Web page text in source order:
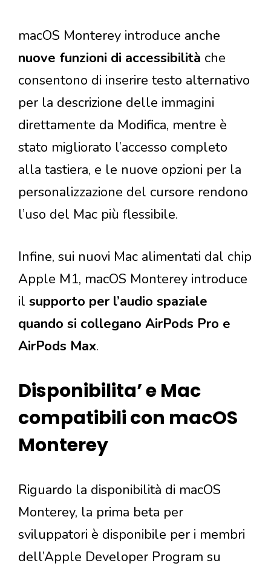
macOS Monterey introduce anche
nuove funzioni di accessibilità che
consentono di inserire testo alternativo
per la descrizione delle immagini
direttamente da Modifica, mentre è
stato migliorato l’accesso completo
alla tastiera, e le nuove opzioni per la
personalizzazione del cursore rendono
l’uso del Mac più flessibile.
Infine, sui nuovi Mac alimentati dal chip
Apple M1, macOS Monterey introduce
il supporto per l’audio spaziale
quando si collegano AirPods Pro e
AirPods Max.
Disponibilita’ e Mac
compatibili con macOS
Monterey
Riguardo la disponibilità di macOS
Monterey, la prima beta per
sviluppatori è disponibile per i membri
dell’Apple Developer Program su